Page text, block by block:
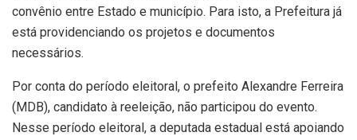
convênio entre Estado e município. Para isto, a Prefeitura já
está providenciando os projetos e documentos
necessários.
Por conta do período eleitoral, o prefeito Alexandre Ferreira
(MDB), candidato à reeleição, não participou do evento.
Nesse período eleitoral, a deputada estadual está apoiando